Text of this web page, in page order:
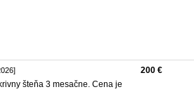
šteňa 3 mesačne. Cena je
200 €